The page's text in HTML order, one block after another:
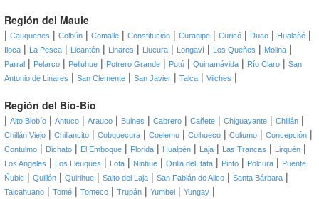
Región del Maule
| Cauquenes | Colbún | Comalle | Constitución | Curanipe | Curicó | Duao | Hualañé |
Iloca | La Pesca | Licantén | Linares | Liucura | Longaví | Los Queñes | Molina |
Parral | Pelarco | Pelluhue | Potrero Grande | Putú | Quinamávida | Río Claro | San
Antonio de Linares | San Clemente | San Javier | Talca | Vilches |
Región del Bío-Bío
| Alto Biobío | Antuco | Arauco | Bulnes | Cabrero | Cañete | Chiguayante | Chillán |
Chillán Viejo | Chillancito | Cobquecura | Coelemu | Coihueco | Coliumo | Concepción |
Contulmo | Dichato | El Emboque | Florida | Hualpén | Laja | Las Trancas | Lirquén |
Los Angeles | Los Lleuques | Lota | Ninhue | Orilla del Itata | Pinto | Polcura | Puente
Ñuble | Quillón | Quirihue | Salto del Laja | San Fabián de Alico | Santa Bárbara |
Talcahuano | Tomé | Tomeco | Trupán | Yumbel | Yungay |